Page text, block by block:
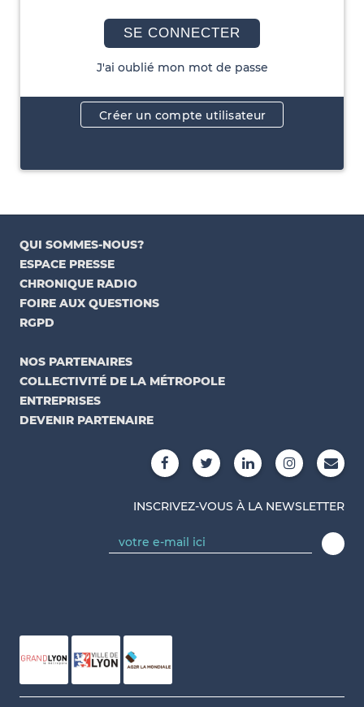
SE CONNECTER
J'ai oublié mon mot de passe
Créer un compte utilisateur
QUI SOMMES-NOUS?
ESPACE PRESSE
CHRONIQUE RADIO
FOIRE AUX QUESTIONS
RGPD
NOS PARTENAIRES
COLLECTIVITÉ DE LA MÉTROPOLE
ENTREPRISES
DEVENIR PARTENAIRE
INSCRIVEZ-VOUS À LA NEWSLETTER